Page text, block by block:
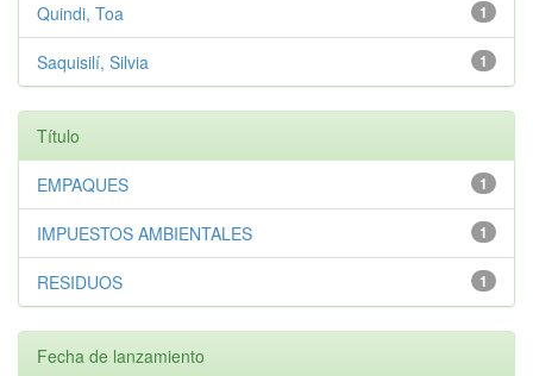
1
Quindi, Toa
1
Saquisilí, Silvia
Título
1
EMPAQUES
1
IMPUESTOS AMBIENTALES
1
RESIDUOS
Fecha de lanzamiento